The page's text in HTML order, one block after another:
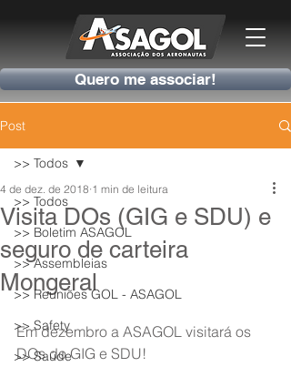
Quero me associar!
Post
>> Todos
>> Boletim ASAGOL
>> Assembleias
>> Reuniões GOL - ASAGOL
>> Safety
>> Saúde
>> Todos
Visita DOs (GIG e SDU) e
seguro de carteira
Mongeral
4 de dez. de 2018 1 min de leitura
Em dezembro a ASAGOL visitará os
DOs do GIG e SDU!